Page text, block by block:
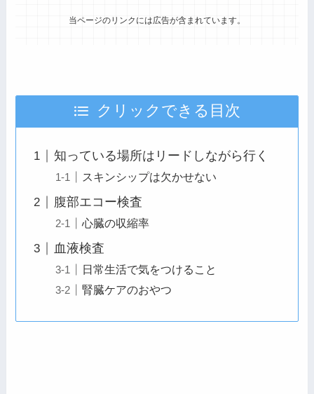
当ページのリンクには広告が含まれています。
クリックできる目次
知っている場所はリードしながら行く
スキンシップは欠かせない
腹部エコー検査
心臓の収縮率
血液検査
日常生活で気をつけること
腎臓ケアのおやつ